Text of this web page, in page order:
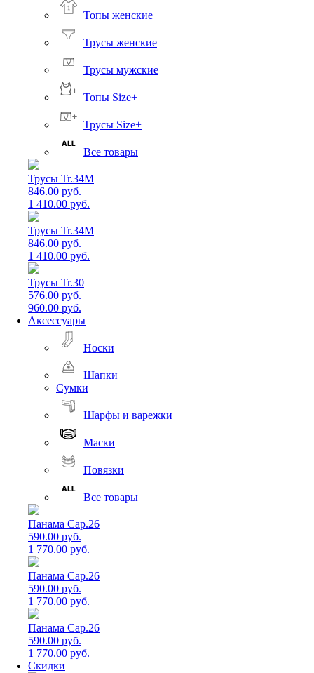
Топы женские
Трусы женские
Трусы мужские
Топы Size+
Трусы Size+
Все товары
Трусы Tr.34M
846.00 руб.
1 410.00 руб.
Трусы Tr.34M
846.00 руб.
1 410.00 руб.
Трусы Tr.30
576.00 руб.
960.00 руб.
Аксессуары
Носки
Шапки
Сумки
Шарфы и варежки
Маски
Повязки
Все товары
Панама Cap.26
590.00 руб.
1 770.00 руб.
Панама Cap.26
590.00 руб.
1 770.00 руб.
Панама Cap.26
590.00 руб.
1 770.00 руб.
Скидки